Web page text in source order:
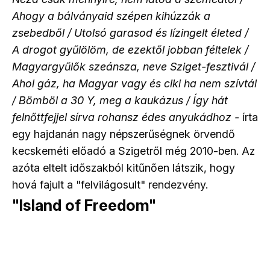
Ahogy a bálványaid szépen kihúzzák a
zsebedből / Utolsó garasod és lízingelt életed /
A drogot gyűlölöm, de ezektől jobban féltelek /
Magyargyűlők szeánsza, neve Sziget-fesztivál /
Ahol gáz, ha Magyar vagy és ciki ha nem szívtál
/ Bömböl a 30 Y, meg a kaukázus / Így hát
felnőttfejjel sírva rohansz édes anyukádhoz - írta
egy hajdanán nagy népszerűségnek örvendő
kecskeméti előadó a Szigetről még 2010-ben. Az
azóta eltelt időszakból kitűnően látszik, hogy
hová fajult a "felvilágosult" rendezvény.
"Island of Freedom"